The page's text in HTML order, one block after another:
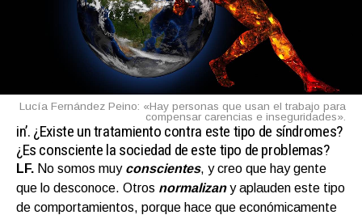
Lucía Fernández Peino: «Hay personas que usan el trabajo para
compensar carencias e inseguridades».
in’. ¿Existe un tratamiento contra este tipo de síndromes?
¿Es consciente la sociedad de este tipo de problemas?
LF. No somos muy conscientes, y creo que hay gente
que lo desconoce. Otros normalizan y aplauden este tipo
de comportamientos, porque hace que económicamente